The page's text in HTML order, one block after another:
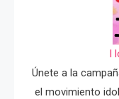
I
Únete a la
el movimiento